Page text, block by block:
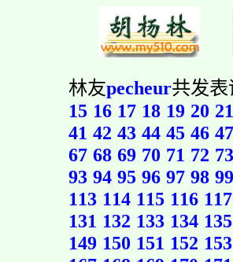
林友pecheur共发表
15 16 17 18 19 20 21
41 42 43 44 45 46 47
67 68 69 70 71 72 73
93 94 95 96 97 98 99
113 114 115 116 117
131 132 133 134 135
149 150 151 152 153